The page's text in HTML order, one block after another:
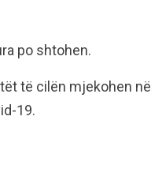
po shtohen.
të cilën mjekohen në
19.